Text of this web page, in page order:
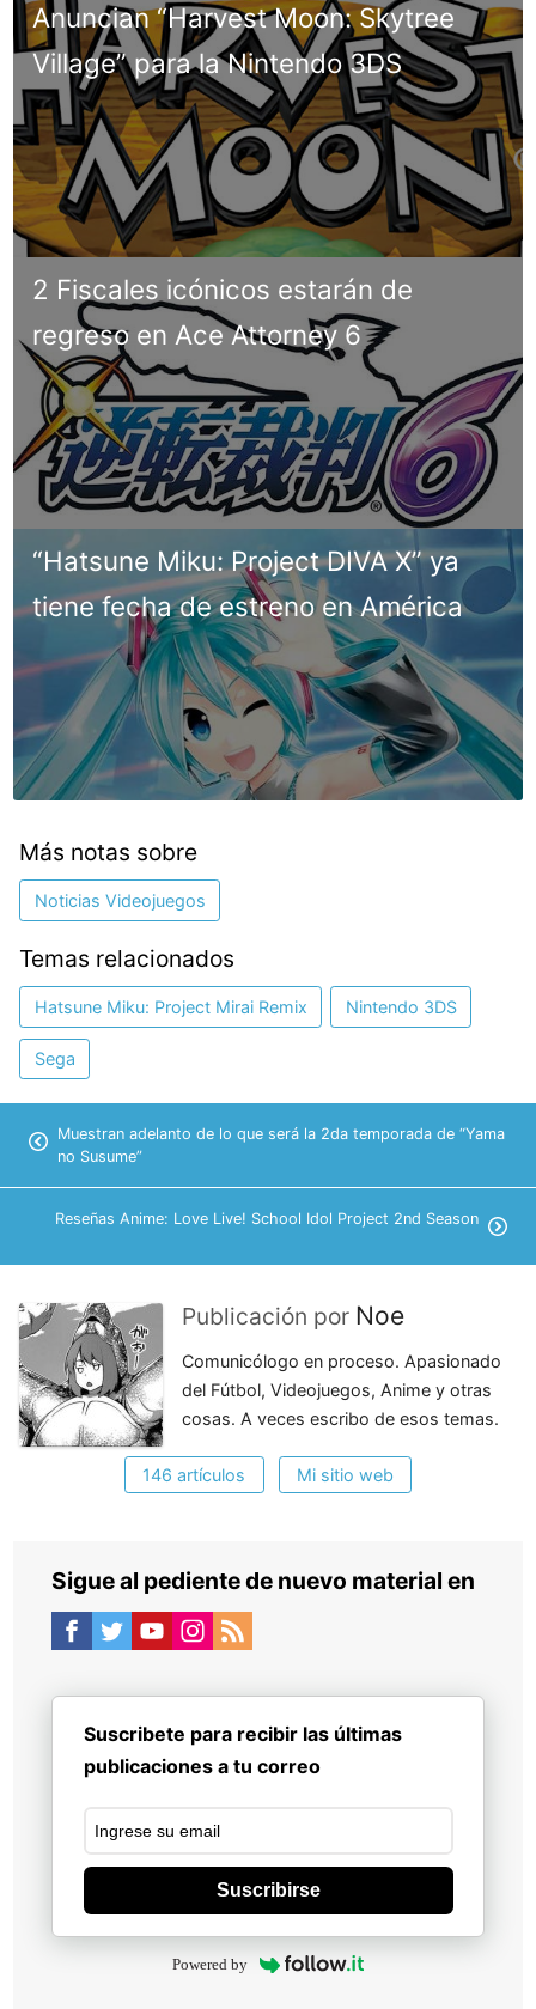
Anuncian “Harvest Moon: Skytree
Village” para la Nintendo 3DS
2 Fiscales icónicos estarán de
regreso en Ace Attorney 6
“Hatsune Miku: Project DIVA X” ya
tiene fecha de estreno en América
Más notas sobre
Noticias Videojuegos
Temas relacionados
Hatsune Miku: Project Mirai Remix Nintendo 3DS
Sega
Muestran adelanto de lo que será la 2da temporada de “Yama
no Susume”
Reseñas Anime: Love Live! School Idol Project 2nd Season
Publicación por Noe
Comunicólogo en proceso. Apasionado
del Fútbol, Videojuegos, Anime y otras
cosas. A veces escribo de esos temas.
146 artículos Mi sitio web
Sigue al pediente de nuevo material en
Suscribete para recibir las últimas
publicaciones a tu correo
Suscribirse
Powered by